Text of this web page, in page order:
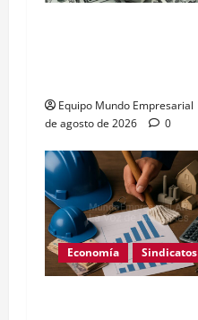
Equipo Mundo Empresarial
de agosto de 2026
0
Economía Sindicatos